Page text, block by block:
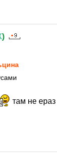
)
там не ераз